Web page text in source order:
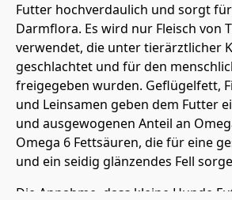
Futter hochverdaulich und sorgt
Darmflora. Es wird nur Fleisch von
verwendet, die unter tierärztlicher
geschlachtet und für den
freigegeben wurden. Geflügelfett,
und Leinsamen geben dem Futter
und ausgewogenen Anteil an
Omega 6 Fettsäuren, die für eine
und ein seidig glänzendes Fell
Die Annahme, dass kleine Hunde